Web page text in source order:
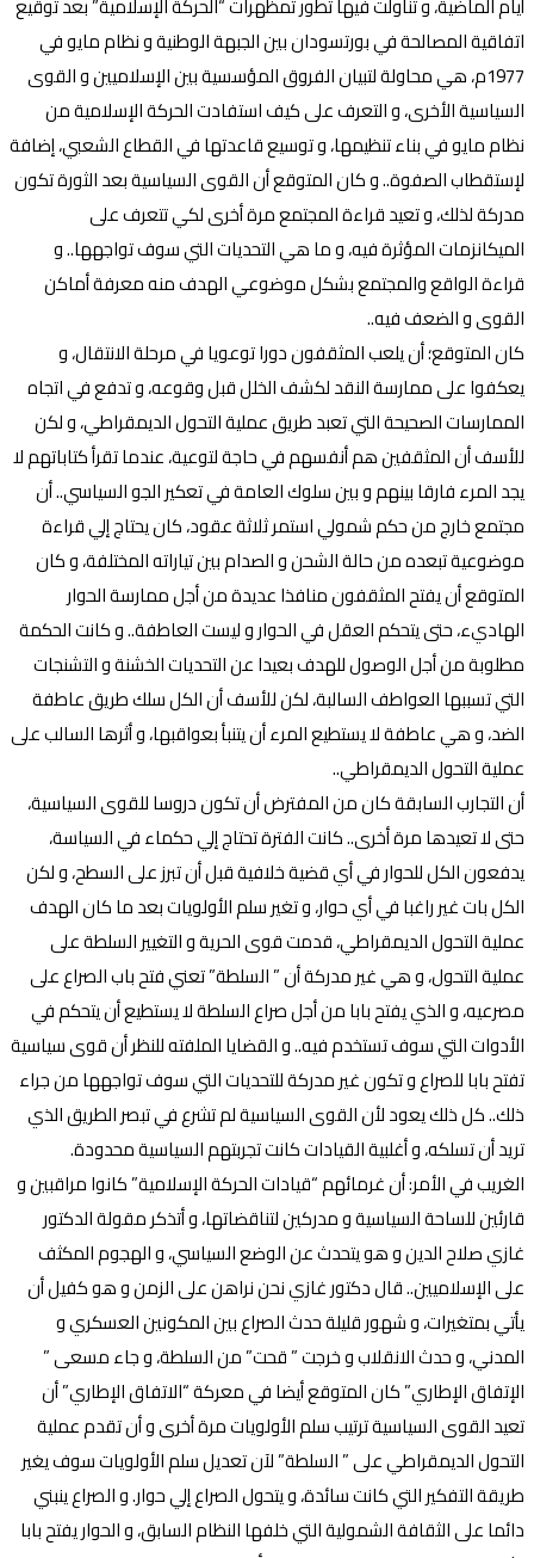
اتفاقية المصالحة في بورتسودان بين الجبهة الوطنية و نظام مايو في
1977م، هي محاولة لتبيان الفروق المؤسسية بين الإسلاميين و القوى
السياسية الأخرى، و التعرف على كيف استفادت الحركة الإسلامية من
نظام مايو في بناء تنظيمها، و توسيع قاعدتها في القطاع الشعبي، إضافة
لإستقطاب الصفوة.. و كان المتوقع أن القوى السياسية بعد الثورة تكون
مدركة لذلك، و تعيد قراءة المجتمع مرة أخرى لكي تتعرف على
الميكانزمات المؤثرة فيه، و ما هي التحديات التي سوف تواجهها.. و
قراءة الواقع والمجتمع بشكل موضوعي الهدف منه معرفة أماكن
القوى و الضعف فيه..
كان المتوقع؛ أن يلعب المثقفون دورا توعويا في مرحلة الانتقال، و
يعكفوا على ممارسة النقد لكشف الخلل قبل وقوعه، و تدفع في اتجاه
الممارسات الصحيحة التي تعبد طريق عملية التحول الديمقراطي، و لكن
للأسف أن المثقفين هم أنفسهم في حاجة لتوعية، عندما تقرأ كتاباتهم لا
يجد المرء فارقا بينهم و بين سلوك العامة في تعكير الجو السياسي.. أن
مجتمع خارج من حكم شمولي استمر ثلاثة عقود، كان يحتاج إلي قراءة
موضوعية تبعده من حالة الشحن و الصدام بين تياراته المختلفة، و كان
المتوقع أن يفتح المثقفون منافذا عديدة من أجل ممارسة الحوار
الهاديء، حتى يتحكم العقل في الحوار و ليست العاطفة.. و كانت الحكمة
مطلوبة من أجل الوصول للهدف بعيدا عن التحديات الخشنة و التشنجات
التي تسببها العواطف السالبة، لكن للأسف أن الكل سلك طريق عاطفة
الضد، و هي عاطفة لا يستطيع المرء أن يتنبأ بعواقبها، و أثرها السالب على
عملية التحول الديمقراطي..
أن التجارب السابقة كان من المفترض أن تكون دروسا للقوى السياسية،
حتى لا تعيدها مرة أخرى.. كانت الفترة تحتاج إلي حكماء في السياسة،
يدفعون الكل للحوار في أي قضية خلافية قبل أن تبرز على السطح، و لكن
الكل بات غير راغبا في أي حوار، و تغير سلم الأولويات بعد ما كان الهدف
عملية التحول الديمقراطي، قدمت قوى الحرية و التغيير السلطة على
عملية التحول، و هي غير مدركة أن ” السلطة” تعني فتح باب الصراع على
مصرعيه، و الذي يفتح بابا من أجل صراع السلطة لا يستطيع أن يتحكم في
الأدوات التي سوف تستخدم فيه.. و القضايا الملفته للنظر أن قوى سياسية
تفتح بابا للصراع و تكون غير مدركة للتحديات التي سوف تواجهها من جراء
ذلك.. كل ذلك يعود لأن القوى السياسية لم تشرع في تبصر الطريق الذي
تريد أن تسلكه، و أغلبية القيادات كانت تجربتهم السياسية محدودة.
الغريب في الأمر: أن غرمائهم “قيادات الحركة الإسلامية” كانوا مراقبين و
قارئين للساحة السياسية و مدركين لتناقضاتها، و أتذكر مقولة الدكتور
غازي صلاح الدين و هو يتحدث عن الوضع السياسي، و الهجوم المكثف
على الإسلاميين.. قال دكتور غازي نحن نراهن على الزمن و هو كفيل أن
يأتي بمتغيرات، و شهور قليلة حدث الصراع بين المكونين العسكري و
المدني، و حدث الانقلاب و خرجت ” قحت” من السلطة، و جاء مسعى ”
الإتفاق الإطاري” كان المتوقع أيضا في معركة “الاتفاق الإطاري” أن
تعيد القوى السياسية ترتيب سلم الأولويات مرة أخرى و أن تقدم عملية
التحول الديمقراطي على ” السلطة” لآن تعديل سلم الأولويات سوف يغير
طريقة التفكير التي كانت سائدة، و يتحول الصراع إلي حوار. و الصراع ينبني
دائما على الثقافة الشمولية التي خلفها النظام السابق، و الحوار يفتح بابا